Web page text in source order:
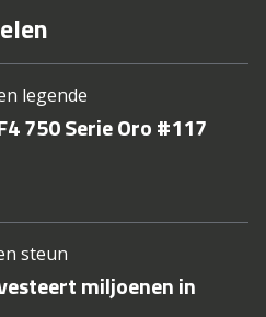
legende
750 Serie Oro #117
steun
miljoenen in